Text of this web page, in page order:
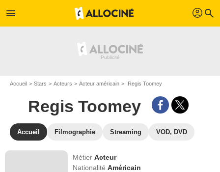
menu profil search
Accueil Stars Acteurs Acteur américain Regis Toomey
Regis Toomey
Accueil Filmographie Streaming VOD, DVD
MétierActeur
NationalitéAméricain